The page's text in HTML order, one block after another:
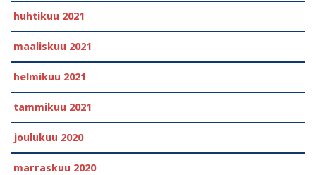
huhtikuu 2021
maaliskuu 2021
helmikuu 2021
tammikuu 2021
joulukuu 2020
marraskuu 2020